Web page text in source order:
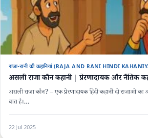
राजा-रानी की कहानियां (RAJA AND RANI HINDI
असली राजा कौन कहानी | प्रेरणादायक और नैतिक
असली राजा कौन? – एक प्रेरणादायक हिंदी कहानी दो राजाओं
बात है।…
22 Jul 2025